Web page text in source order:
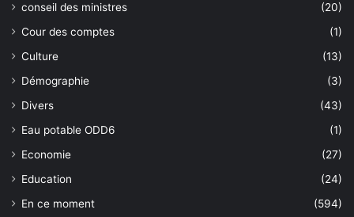
conseil des ministres
(20)
Cour des comptes
(1)
Culture
(13)
Démographie
(3)
Divers
(43)
Eau potable ODD6
(1)
Economie
(27)
Education
(24)
En ce moment
(594)